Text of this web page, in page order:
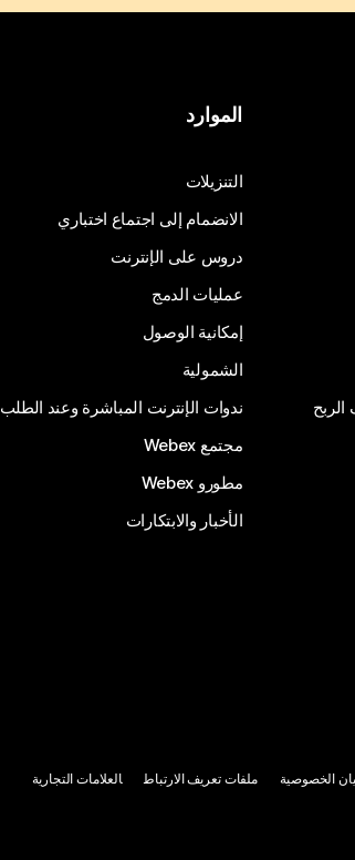
الموارد
التنزيلات
الانضمام إلى اجتماع اختباري
دروس على الإنترنت
عمليات الدمج
إمكانية الوصول
الشمولية
ندوات الإنترنت المباشرة وعند الطلب
مجتمع Webex
مطورو Webex
الأخبار والابتكارات
الخصوصية ملفات تعريف الارتباط العلامات التجارية